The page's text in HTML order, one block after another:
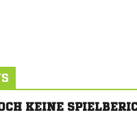
KEINE